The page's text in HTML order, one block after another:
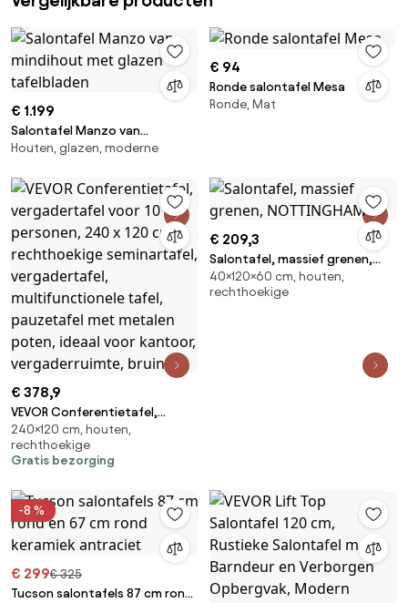
€ 1.199
Salontafel Manzo van
mindihout met glazen
Houten, glazen, moderne
€ 94
Ronde salontafel Mesa
Ronde, Mat
€ 378,9
VEVOR Conferentietafel,
vergadertafel voor 10
personen, 240 x 120 cm,
rechthoekige seminartafel,
multifunctionele tafel,
pauzetafel met metalen
poten, ideaal voor kantoor,
240×120 cm, houten,
rechthoekige
Gratis bezorging
€ 209,3
Salontafel, massief grenen,
NOTTINGHAM
40×120×60 cm, houten,
rechthoekige
-8 %
€ 299€ 325
Tucson salontafels 87 cm rond